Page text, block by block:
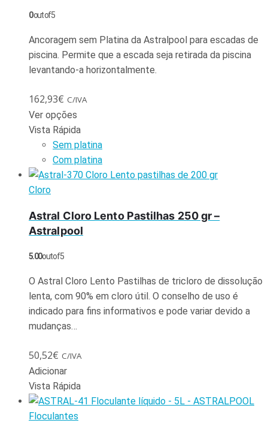
0out of 5
Ancoragem sem Platina da Astralpool para escadas de
piscina. Permite que a escada seja retirada da piscina
levantando-a horizontalmente.
162,93€ C/IVA
Ver opções
Vista Rápida
Sem platina
Com platina
Cloro
Astral Cloro Lento Pastilhas 250 gr –
Astralpool
5.00out of 5
O Astral Cloro Lento Pastilhas de tricloro de dissolução
lenta, com 90% em cloro útil. O conselho de uso é
indicado para fins informativos e pode variar devido a
mudanças…
50,52€ C/IVA
Adicionar
Vista Rápida
Floculantes